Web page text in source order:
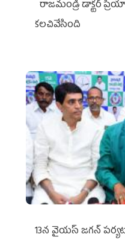
రాజమండ్రి డాక్టర్‌
కలచివేసింది
13న వైయస్‌ జగన్‌